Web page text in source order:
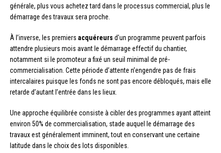
générale, plus vous achetez tard dans le processus commercial, plus le
démarrage des travaux sera proche.
À l’inverse, les premiers acquéreurs d’un programme peuvent parfois
attendre plusieurs mois avant le démarrage effectif du chantier,
notamment si le promoteur a fixé un seuil minimal de pré-
commercialisation. Cette période d’attente n’engendre pas de frais
intercalaires puisque les fonds ne sont pas encore débloqués, mais elle
retarde d’autant l’entrée dans les lieux.
Une approche équilibrée consiste à cibler des programmes ayant atteint
environ 50% de commercialisation, stade auquel le démarrage des
travaux est généralement imminent, tout en conservant une certaine
latitude dans le choix des lots disponibles.